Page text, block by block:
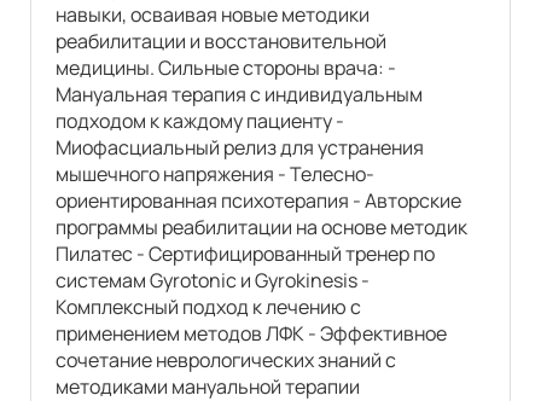
навыки, осваивая новые методики
реабилитации и восстановительной
медицины. Сильные стороны врача: -
Мануальная терапия с индивидуальным
подходом к каждому пациенту -
Миофасциальный релиз для устранения
мышечного напряжения - Телесно-
ориентированная психотерапия - Авторские
программы реабилитации на основе методик
Пилатес - Сертифицированный тренер по
системам Gyrotonic и Gyrokinesis -
Комплексный подход к лечению с
применением методов ЛФК - Эффективное
сочетание неврологических знаний с
методиками мануальной терапии